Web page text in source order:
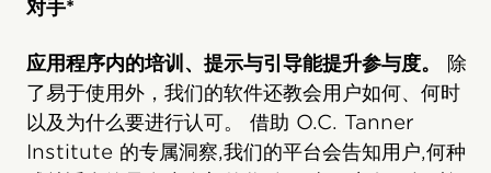
对手*
应用程序内的培训、提示与引导能提升参与度。 除
了易于使用外，我们的软件还教会用户如何、何时
以及为什么要进行认可。 借助 O.C. Tanner
Institute 的专属洞察,我们的平台会告知用户,何种